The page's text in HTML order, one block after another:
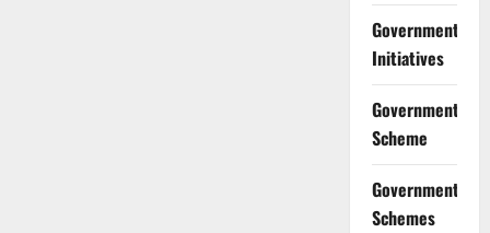
Government
Initiatives
Government
Scheme
Government
Schemes